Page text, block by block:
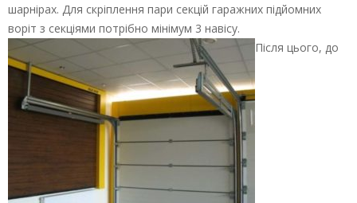
шарнірах. Для скріплення пари секцій гаражних підйомних
воріт з секціями потрібно мінімум 3 навісу.
Після цього, до